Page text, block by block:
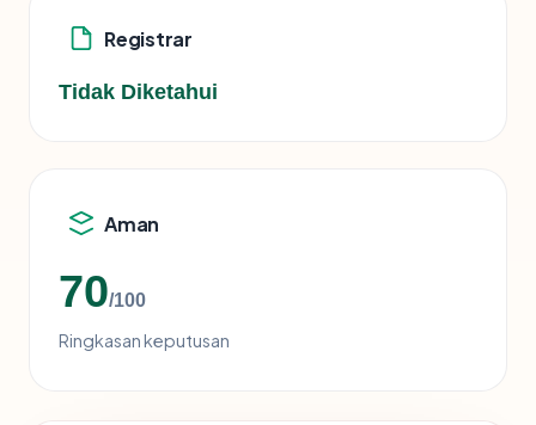
Registrar
Tidak Diketahui
Aman
70/100
Ringkasan keputusan